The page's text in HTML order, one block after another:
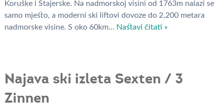
Koruške i Štajerske. Na nadmorskoj visini od 1763m nalazi se
samo mjesto, a moderni ski liftovi dovoze do 2.200 metara
nadmorske visine. S oko 60km… Nastavi čitati »
Najava ski izleta Sexten / 3
Zinnen